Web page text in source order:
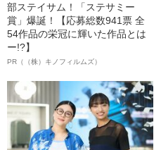
部ステイサム！「ステサミー
賞」爆誕！【応募総数941票 全
54作品の栄冠に輝いた作品とは
ー!?】
PR（（株）キノフィルムズ）